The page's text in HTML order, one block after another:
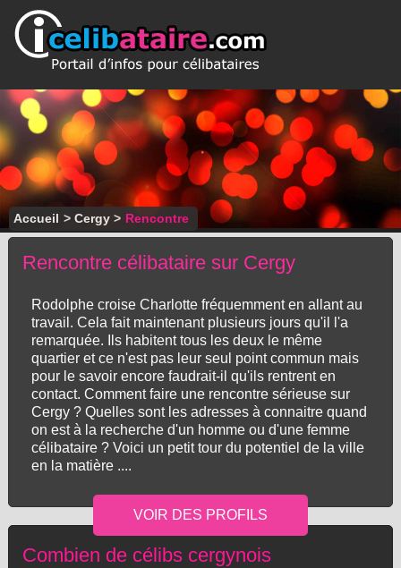
Accueil > Cergy> Rencontre
Rencontre célibataire sur Cergy
Rodolphe croise Charlotte fréquemment en allant au
travail. Cela fait maintenant plusieurs jours qu'il l'a
remarquée. Ils habitent tous les deux le même
quartier et ce n'est pas leur seul point commun mais
pour le savoir encore faudrait-il qu'ils rentrent en
contact. Comment faire une rencontre sérieuse sur
Cergy ? Quelles sont les adresses à connaitre quand
on est à la recherche d'un homme ou d'une femme
célibataire ? Voici un petit tour du potentiel de la ville
en la matière ....
Combien de célibs cergynois